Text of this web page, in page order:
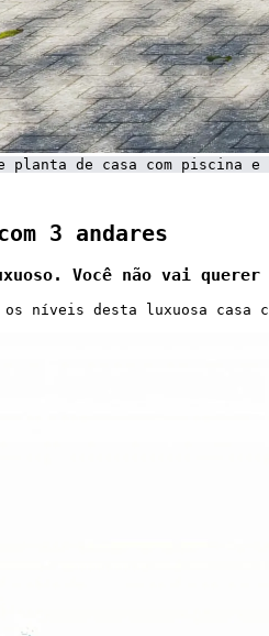
planta de casa com piscina
3 andares
Você não vai
níveis desta luxuosa casa